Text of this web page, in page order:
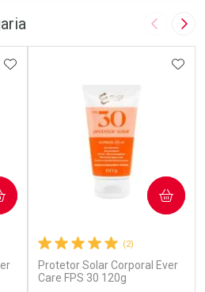
Ativar Desconto
Imagem
ADICIONAR AOS FAVORITOS
(2)
Protetor Solar Corporal Ever
Care FPS 30 120g
COMPRAR